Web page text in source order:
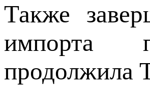
Также
импорта
продолжила